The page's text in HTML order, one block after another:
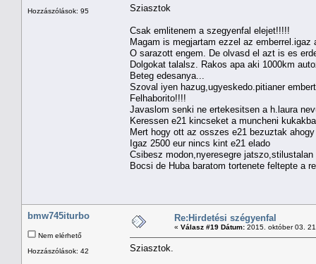
Hozzászólások: 95
Sziasztok
Csak emlitenem a szegyenfal elejet!!!!!
Magam is megjartam ezzel az emberrel.igaz
O sarazott engem. De olvasd el azt is es
Dolgokat talalsz. Rakos apa aki 1000km
Beteg edesanya...
Szoval iyen hazug,ugyeskedo.pitianer embert
Felhaborito!!!!
Javaslom senki ne ertekesitsen a h.laura
Keressen e21 kincseket a muncheni
Mert hogy ott az osszes e21 bezuztak
Igaz 2500 eur nincs kint e21 elado
Csibesz modon,nyeresegre jatszo,stilustalan
Bocsi de Huba baratom tortenete feltepte a
bmw745iturbo
Nem elérhető
Hozzászólások: 42
Re:Hirdetési szégyenfal
« Válasz #19 Dátum: 2015. október 03.
Sziasztok.